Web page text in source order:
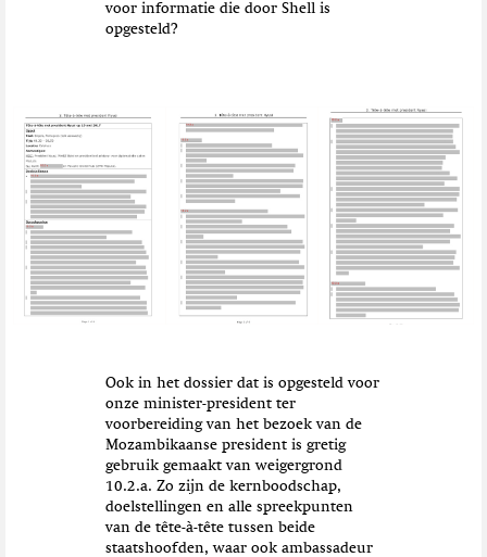
voor informatie die door Shell is
opgesteld?
Ook in het dossier dat is opgesteld voor
onze minister-president ter
voorbereiding van het bezoek van de
Mozambikaanse president is gretig
gebruik gemaakt van weigergrond
10.2.a. Zo zijn de kernboodschap,
doelstellingen en alle spreekpunten
van de tête-à-tête tussen beide
staatshoofden, waar ook ambassadeur